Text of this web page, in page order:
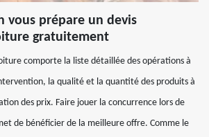
vous prépare un devis
gratuitement
comporte la liste détaillée des opérations à
la qualité et la quantité des produits à
des prix. Faire jouer la concurrence lors de
de bénéficier de la meilleure offre. Comme le